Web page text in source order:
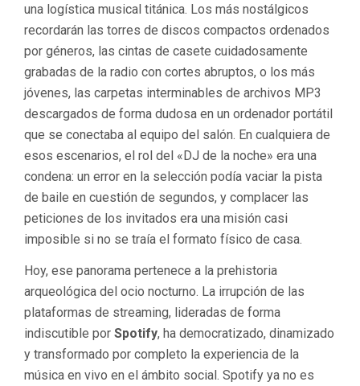
una logística musical titánica. Los más nostálgicos
recordarán las torres de discos compactos ordenados
por géneros, las cintas de casete cuidadosamente
grabadas de la radio con cortes abruptos, o los más
jóvenes, las carpetas interminables de archivos MP3
descargados de forma dudosa en un ordenador portátil
que se conectaba al equipo del salón. En cualquiera de
esos escenarios, el rol del «DJ de la noche» era una
condena: un error en la selección podía vaciar la pista
de baile en cuestión de segundos, y complacer las
peticiones de los invitados era una misión casi
imposible si no se traía el formato físico de casa.
Hoy, ese panorama pertenece a la prehistoria
arqueológica del ocio nocturno. La irrupción de las
plataformas de streaming, lideradas de forma
indiscutible por Spotify, ha democratizado, dinamizado
y transformado por completo la experiencia de la
música en vivo en el ámbito social. Spotify ya no es